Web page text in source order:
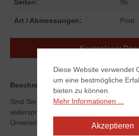
Seiten: 96
Art / Abmessungen: Print
Kostenloser
Beschreibung
Sind Sie beim Lesen der Bibel auf
widersprüchliche Stellen gestoßen?
Unvereinbarkeiten…
Mehr
Diese Website verwendet
um eine bestmögliche
bieten zu können.
Mehr Informationen ...
Akzeptieren